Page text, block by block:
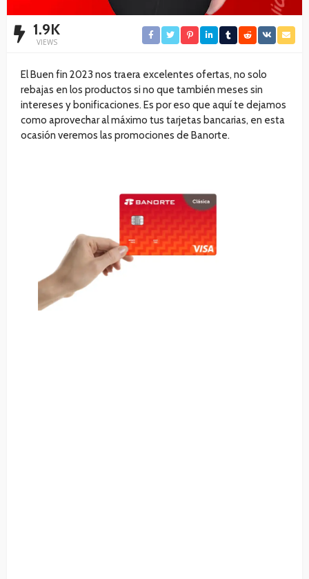
1.9K
VIEWS
El Buen fin 2023 nos traera excelentes ofertas, no solo
rebajas en los productos si no que también meses sin
intereses y bonificaciones. Es por eso que aquí te dejamos
como aprovechar al máximo tus tarjetas bancarias, en esta
ocasión veremos las promociones de Banorte.